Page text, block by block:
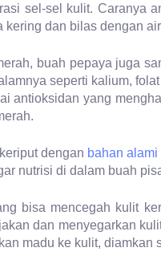
sel-sel kulit. Caranya
kering dan bilas dengan
buah pepaya juga
seperti kalium,
antioksidan yang
dengan bahan alami
nutrisi di dalam buah
bisa mencegah kulit
dan menyegarkan
madu ke kulit, diamkan